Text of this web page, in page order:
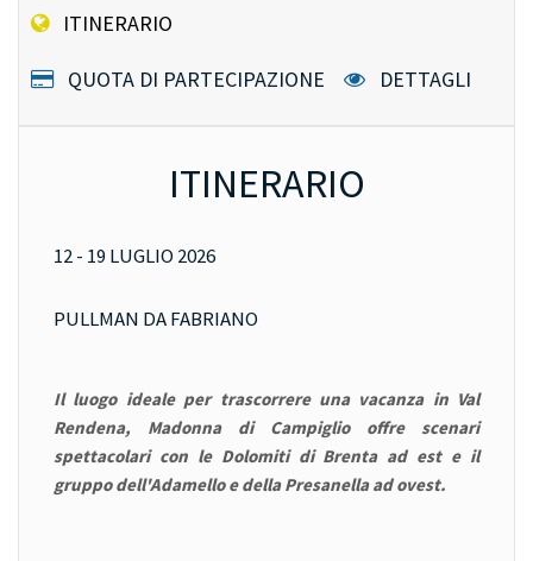
ITINERARIO
QUOTA DI PARTECIPAZIONE DETTAGLI
ITINERARIO
12 - 19 LUGLIO 2026
PULLMAN DA FABRIANO
Il luogo ideale per trascorrere una vacanza in Val
Rendena, Madonna di Campiglio offre scenari
spettacolari con le Dolomiti di Brenta ad est e il
gruppo dell'Adamello e della Presanella ad ovest.